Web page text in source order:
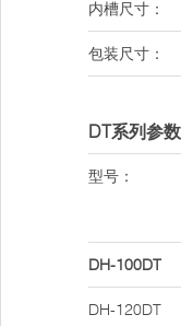
内槽尺寸：
包装尺寸：
DT系列参
型号：
DH-100DT
DH-120DT